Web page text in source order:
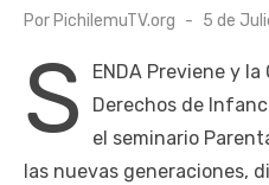
Por PichilemuTV.org 5 de
S
ENDA Previene y
Derechos de
el seminario
las nuevas generaciones,